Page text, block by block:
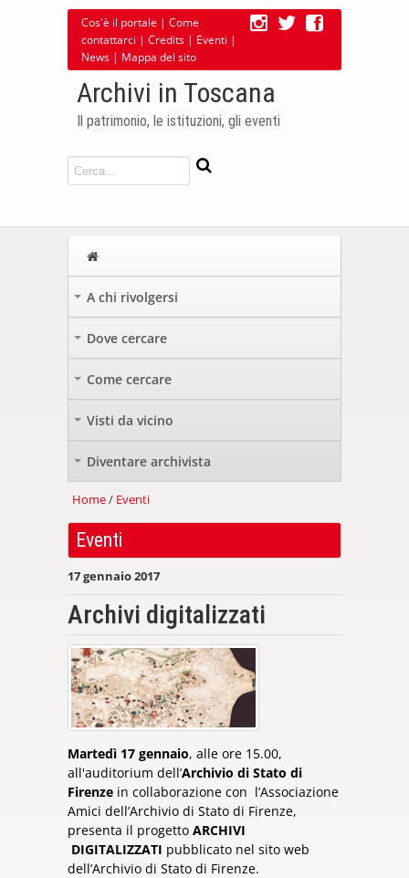
Cos'è il portale | Come
contattarci | Credits | Eventi |
News | Mappa del sito
Archivi in Toscana
Il patrimonio, le istituzioni, gli eventi
A chi rivolgersi
Dove cercare
Come cercare
Visti da vicino
Diventare archivista
Home/ Eventi
Eventi
17 gennaio 2017
Archivi digitalizzati
Martedì 17 gennaio, alle ore 15.00,
all'auditorium dell’Archivio di Stato di
Firenze in collaborazione con l’Associazione
Amici dell’Archivio di Stato di Firenze,
presenta il progetto ARCHIVI
DIGITALIZZATI pubblicato nel sito web
dell’Archivio di Stato di Firenze.